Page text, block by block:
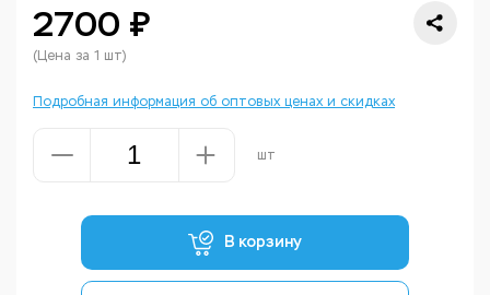
2700 ₽
(Цена за 1 шт)
Подробная информация об оптовых ценах и скидках
шт
В корзину